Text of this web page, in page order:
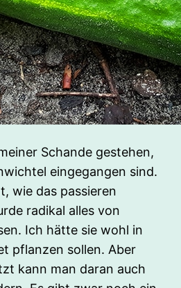
Schande gestehen,
eingegangen sind.
wie das passieren
radikal alles von
Ich hätte sie wohl in
pflanzen sollen. Aber
kann man daran auch